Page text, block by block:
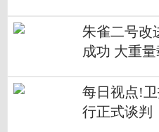
朱雀二号改
成功 大重
每日视点!
行正式谈判